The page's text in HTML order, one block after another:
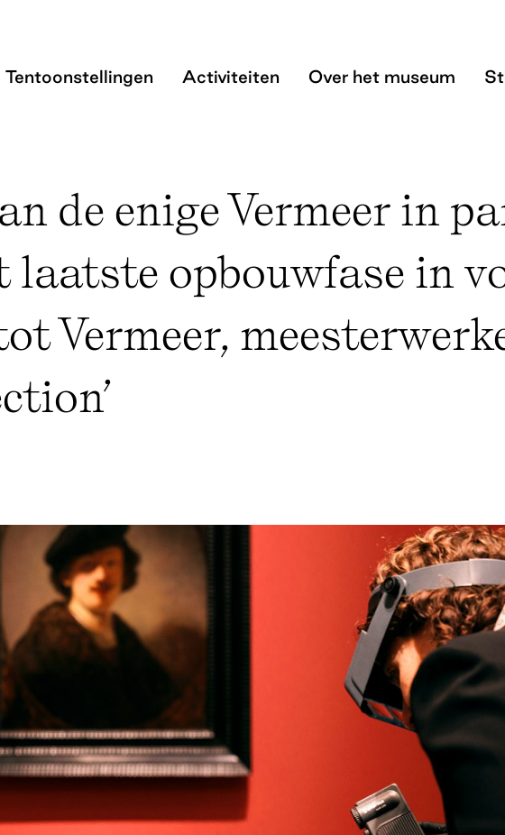
enige Vermeer in
Tentoonstellingen Activiteiten Over het museum
de enige Vermeer in
opbouwfase in
Vermeer,